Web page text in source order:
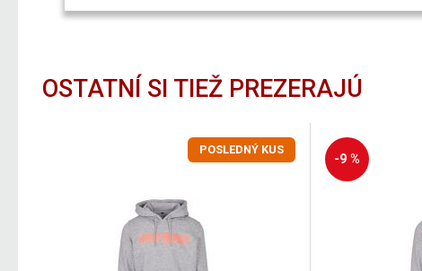
OSTATNÍ SI TIEŽ PREZERAJÚ
POSLEDNÝ KUS
-9 %